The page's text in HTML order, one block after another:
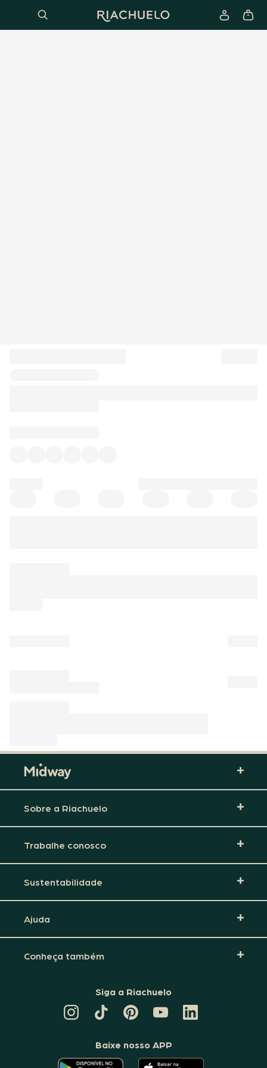
Sobre a Riachuelo
Trabalhe conosco
Sustentabilidade
Ajuda
Conheça também
Siga a Riachuelo
TIKTOK
DA
PINTEREST
DA
CANAL
DA
RIACHUELO
LINKEDIN
DA
Baixe nosso APP
O O